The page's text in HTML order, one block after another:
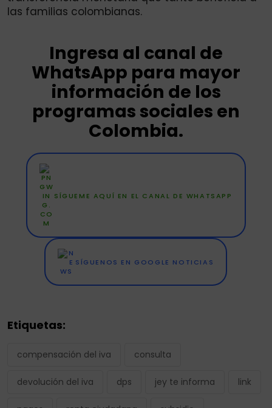
las familias colombianas.
Ingresa al canal de
WhatsApp para mayor
información de los
programas sociales en
Colombia.
SÍGUEME AQUÍ EN EL CANAL DE WHATSAPP
SÍGUENOS EN GOOGLE NOTICIAS
Etiquetas:
compensación del iva consulta
devolución del iva dps jey te informa link